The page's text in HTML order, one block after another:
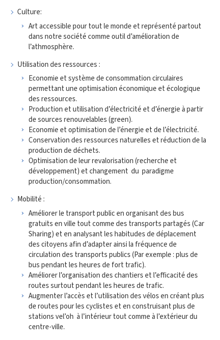
Culture:
Art accessible pour tout le monde et représenté partout
dans notre société comme outil d’amélioration de
l’athmosphère.
Utilisation des ressources :
Economie et système de consommation circulaires
permettant une optimisation économique et écologique
des ressources.
Production et utilisation d’électricité et d’énergie à partir
de sources renouvelables (green).
Economie et optimisation de l’énergie et de l’électricité.
Conservation des ressources naturelles et réduction de la
production de déchets.
Optimisation de leur revalorisation (recherche et
développement) et changement du paradigme
production/consommation.
Mobilité :
Améliorer le transport public en organisant des bus
gratuits en ville tout comme des transports partagés (Car
Sharing) et en analysant les habitudes de déplacement
des citoyens afin d’adapter ainsi la fréquence de
circulation des transports publics (Par exemple : plus de
bus pendant les heures de fort trafic).
Améliorer l’organisation des chantiers et l’efficacité des
routes surtout pendant les heures de trafic.
Augmenter l’accès et l’utilisation des vélos en créant plus
de routes pour les cyclistes et en construisant plus de
stations vel’oh à l’intérieur tout comme à l’extérieur du
centre-ville.